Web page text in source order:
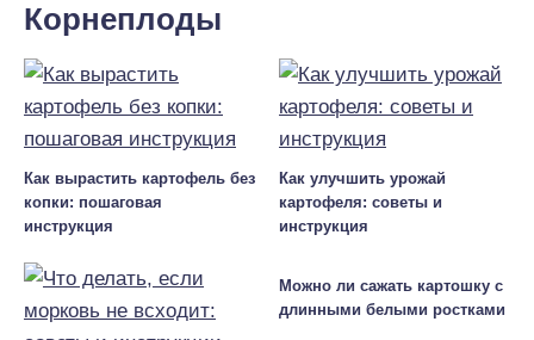
Корнеплоды
Как вырастить картофель без
копки: пошаговая
инструкция
Как улучшить урожай
картофеля: советы и
инструкция
Можно ли сажать картошку с
длинными белыми ростками